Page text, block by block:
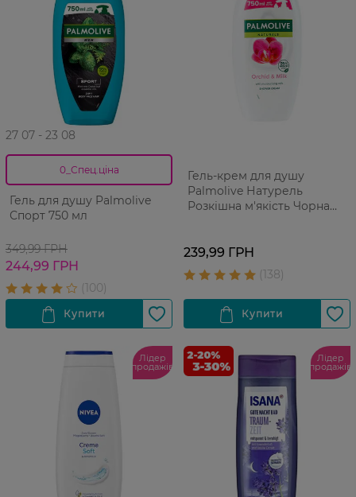
27 07 - 23 08
0_Спец.ціна
Гель для душу Palmolive
Спорт 750 мл
349,99 ГРН
244,99 ГРН
Гель-крем для душу
Palmolive Натурель
Розкішна м'якість Чорна
мл
239,99 ГРН
Лідер
продажів
Лідер
продажів